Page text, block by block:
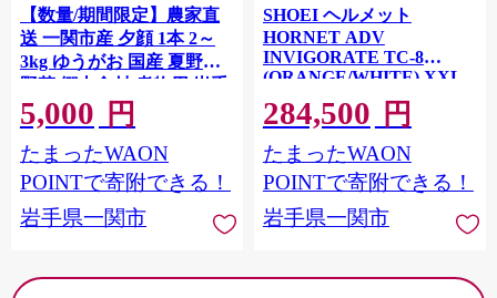
【数量/期間限定】農家直
送 一関市産 夕顔 1本 2～
3kg ゆうがお 国産 夏野菜
野菜 郷土食材 煮物用 岩手
県 一関市
5,000 円
たまったWAON
POINTで寄附できる！
岩手県一関市
SHOEI ヘルメット
HORNET ADV
INVIGORATE TC-8
(ORANGE/WHITE) XXL
サイズ パーソナルフィッ
ティングご利用券付 バイ
ク 多目的ヘルメット ショ
ウエイ バイク用品 ツーリ
ング SHOEI品質 shoei スポ
ーツ メンズ レディース
284,500 円
たまったWAON
POINTで寄附できる！
岩手県一関市